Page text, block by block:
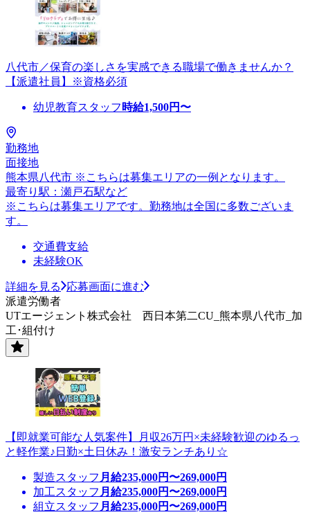
八代市／保育の楽しさを実感できる職場で働きませんか？
【派遣社員】※資格必須
幼児教育スタッフ 時給1,500円〜
勤務地
面接地
熊本県八代市 ※こちらは募集エリアの一例となります。
最寄り駅：瀬戸石駅など
※こちらは募集エリアです。勤務地は全国に多数ございま
す。
交通費支給
未経験OK
詳細を見る
応募画面に進む
派遣労働者
UTエージェント株式会社 西日本第二CU_熊本県八代市_加
工･組付け
【即就業可能な人気案件】月収26万円×未経験歓迎のゆるっ
と軽作業♪日勤×土日休み！激安ランチあり☆
製造スタッフ 月給235,000円〜269,000円
加工スタッフ 月給235,000円〜269,000円
組立スタッフ 月給235,000円〜269,000円